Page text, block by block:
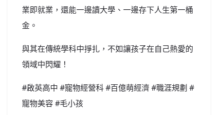
業即就業，還能一邊讀大學、一邊存下人生第一桶
金。
與其在傳統學科中掙扎，不如讓孩子在自己熱愛的
領域中閃耀！
#啟英高中 #寵物經營科 #百億萌經濟 #職涯規劃 #
寵物美容 #毛小孩